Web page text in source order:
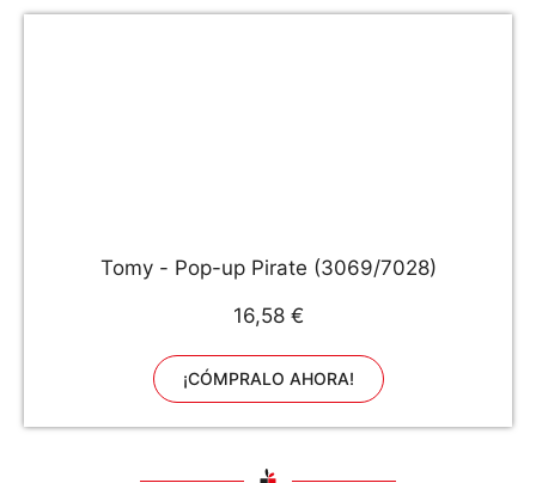
Tomy - Pop-up Pirate (3069/7028)
16,58 €
¡CÓMPRALO AHORA!